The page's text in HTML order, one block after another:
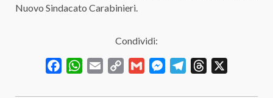
Nuovo Sindacato Carabinieri.
Condividi:
FacebookWhatsApp
Email
Copy
Gmail MessengerTelegramThreads